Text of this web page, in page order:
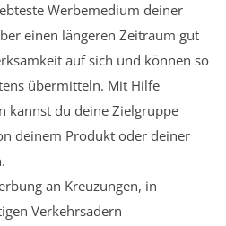
Werbemedium deiner
einen längeren Zeitraum gut
auf sich und können so
übermitteln. Mit Hilfe
kannst du deine Zielgruppe
deinem Produkt oder deiner
an Kreuzungen, in
Verkehrsadern